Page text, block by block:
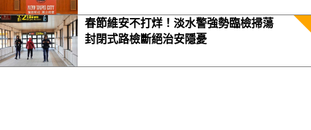
春節維安不打烊！淡水警強勢臨檢掃蕩
封閉式路檢斷絕治安隱憂